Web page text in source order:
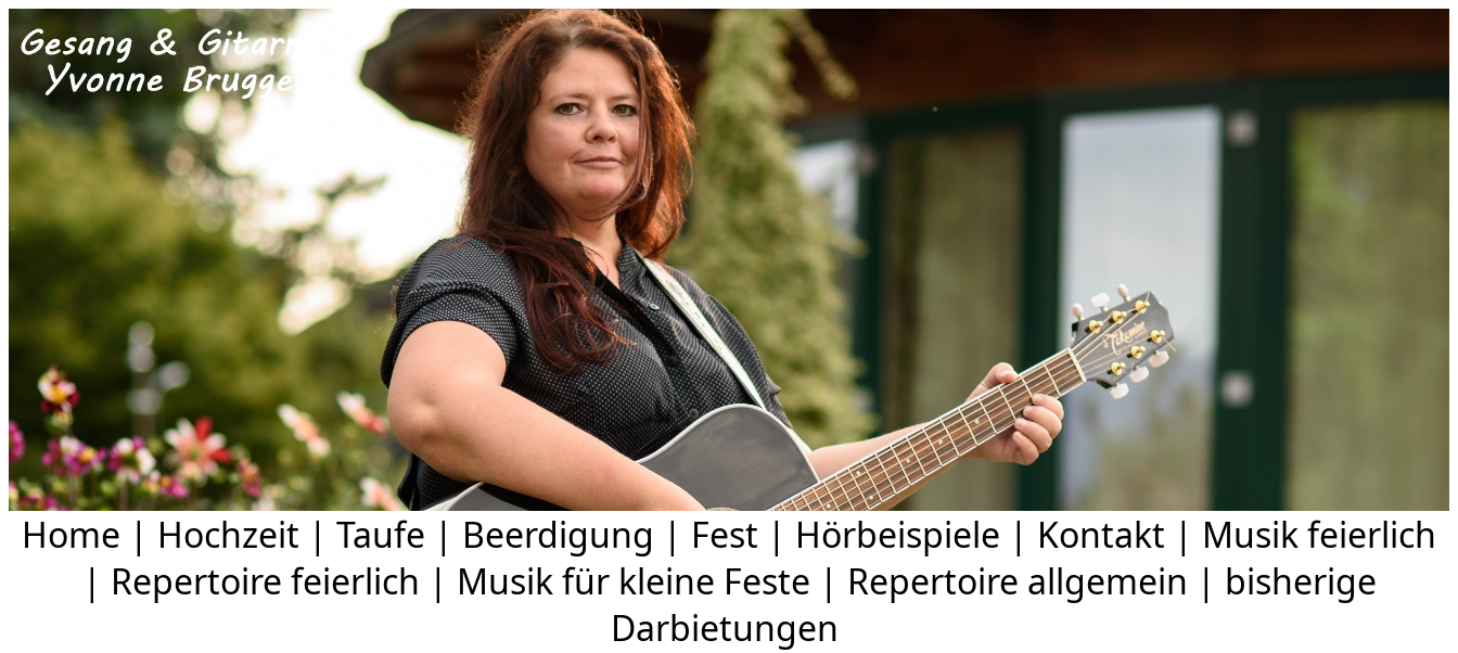
Home | Hochzeit | Taufe | Beerdigung | Fest | Hörbeispiele | Kontakt | Musik feierlich
| Repertoire feierlich | Musik für kleine Feste | Repertoire allgemein | bisherige
Darbietungen